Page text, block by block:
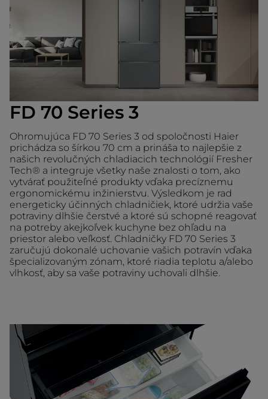
FD 70 Series 3
Ohromujúca FD 70 Series 3 od spoločnosti Haier
prichádza so šírkou 70 cm a prináša to najlepšie z
našich revolučných chladiacich technológií Fresher
Tech® a integruje všetky naše znalosti o tom, ako
vytvárať použiteľné produkty vďaka precíznemu
ergonomickému inžinierstvu. Výsledkom je rad
energeticky účinných chladničiek, ktoré udržia vaše
potraviny dlhšie čerstvé a ktoré sú schopné reagovať
na potreby akejkoľvek kuchyne bez ohľadu na
priestor alebo veľkosť. Chladničky FD 70 Series 3
zaručujú dokonalé uchovanie vašich potravín vďaka
špecializovaným zónam, ktoré riadia teplotu a/alebo
vlhkosť, aby sa vaše potraviny uchovali dlhšie.